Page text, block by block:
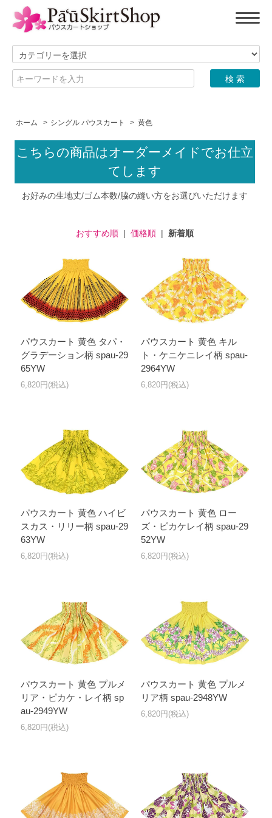
ホーム > シングル パウスカート > 黄色
こちらの商品はオーダーメイドでお仕立
てします
お好みの生地丈/ゴム本数/脇の縫い方をお選びいただけます
おすすめ順| 価格順| 新着順
パウスカート 黄色 タパ・
グラデーション柄 spau-29
65YW
6,820円(税込)
パウスカート 黄色 キル
ト・ケニケニレイ柄 spau-
2964YW
6,820円(税込)
パウスカート 黄色 ハイビ
スカス・リリー柄 spau-29
63YW
6,820円(税込)
パウスカート 黄色 ロー
ズ・ピカケレイ柄 spau-29
52YW
6,820円(税込)
パウスカート 黄色 プルメ
リア・ピカケ・レイ柄 sp
au-2949YW
6,820円(税込)
パウスカート 黄色 プルメ
リア柄 spau-2948YW
6,820円(税込)